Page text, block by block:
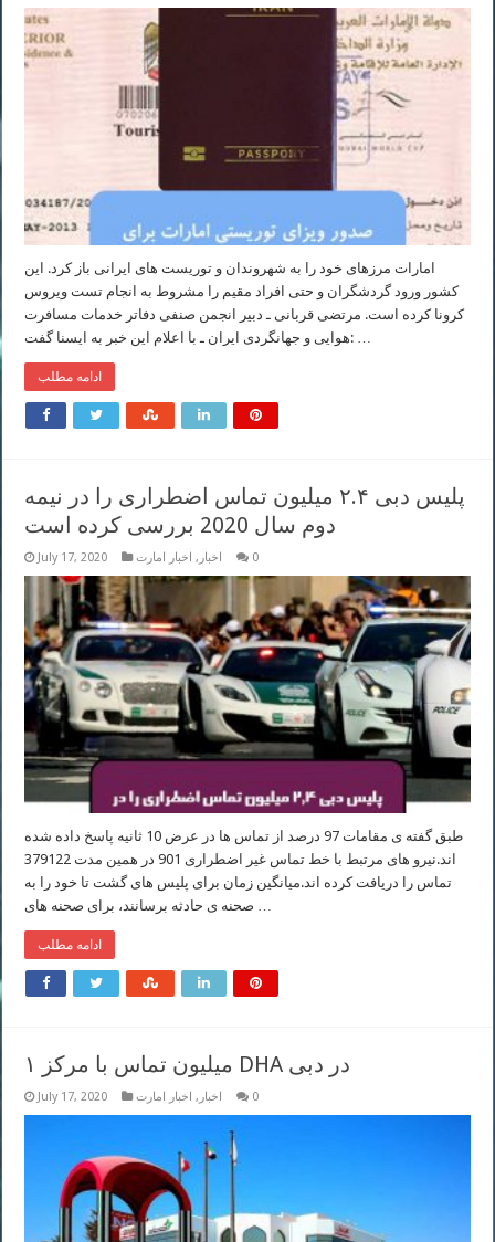
امارات مرزهای خود را به شهروندان و توریست های ایرانی باز کرد. این
کشور ورود گردشگران و حتی افراد مقیم را مشروط به انجام تست ویروس
کرونا کرده است. مرتضی قربانی ـ دبیر انجمن صنفی دفاتر خدمات مسافرت
هوایی و جهانگردی ایران ـ با اعلام این خبر به ایسنا گفت: …
ادامه مطلب
پلیس دبی ۲.۴ میلیون تماس اضطراری را در نیمه
دوم سال 2020 بررسی کرده است
July 17, 2020 اخبار , اخبار امارت 0
طبق گفته ی مقامات 97 درصد از تماس ها در عرض 10 ثانیه پاسخ داده شده
اند.نیرو های مرتبط با خط تماس غیر اضطراری 901 در همین مدت 379122
تماس را دریافت کرده اند.میانگین زمان برای پلیس های گشت تا خود را به
ادامه مطلب
۱ میلیون تماس با مرکز DHA در دبی
July 17, 2020 اخبار , اخبار امارت 0